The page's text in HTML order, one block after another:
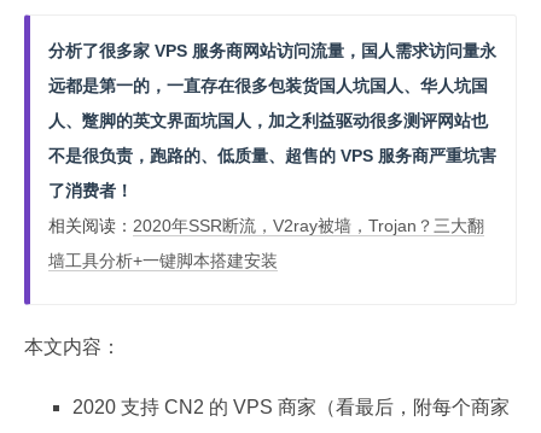
分析了很多家 VPS 服务商网站访问流量，国人需求访问量永
远都是第一的，一直存在很多包装货国人坑国人、华人坑国
人、蹩脚的英文界面坑国人，加之利益驱动很多测评网站也
不是很负责，跑路的、低质量、超售的 VPS 服务商严重坑害
了消费者！
相关阅读： 2020年SSR断流，V2ray被墙，Trojan？三大翻
墙工具分析+一键脚本搭建安装
本文内容：
2020 支持 CN2 的 VPS 商家（看最后，附每个商家